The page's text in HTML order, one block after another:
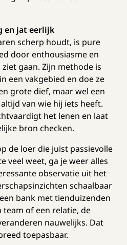
en jat eerlijk
scherp houdt, is pure
door enthousiasme en
gaan. Zijn methode is
een vakgebied en doe ze
grote dief, maar wel een
van wie hij iets heeft.
het lenen en laat
bron checken.
de loer die juist passievolle
veel weet, ga je weer alles
observatie uit het
schaalbaar
bank met tienduizenden
of een relatie, de
nauwelijks. Dat
toepasbaar.